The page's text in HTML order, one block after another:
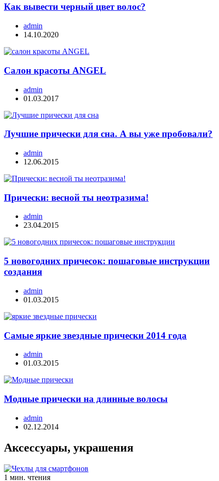
Как вывести черный цвет волос?
admin
14.10.2020
Салон красоты ANGEL
admin
01.03.2017
Лучшие прически для сна. А вы уже пробовали?
admin
12.06.2015
Прически: весной ты неотразима!
admin
23.04.2015
5 новогодних причесок: пошаговые инструкции
создания
admin
01.03.2015
Самые яркие звездные прически 2014 года
admin
01.03.2015
Модные прически на длинные волосы
admin
02.12.2014
Аксессуары, украшения
1 мин. чтения